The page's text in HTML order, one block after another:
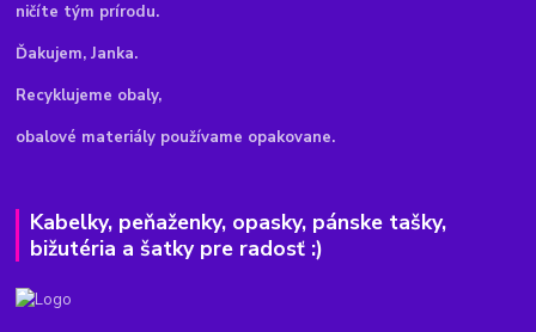
ničíte tým prírodu.
Ďakujem, Janka.
Recyklujeme obaly,
obalové materiály používame opakovane.
Kabelky, peňaženky, opasky, pánske tašky,
bižutéria a šatky pre radosť :)